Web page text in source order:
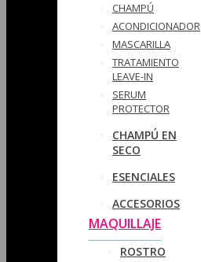
CHAMPÚ
ACONDICIONADOR
MASCARILLA
TRATAMIENTO
LEAVE-IN
SERUM
PROTECTOR
CHAMPÚ EN
SECO
ESENCIALES
ACCESORIOS
MAQUILLAJE
ROSTRO